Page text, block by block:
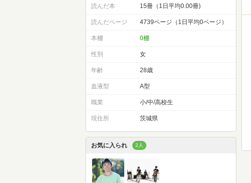
読んだ本 15冊（1日平均0.00冊)
読んだページ 4739ページ（1日平均0ページ）
本棚 0棚
性別 女
年齢 28歳
血液型 A型
職業 小/中/高校生
現住所 茨城県
お気に入られ 2人